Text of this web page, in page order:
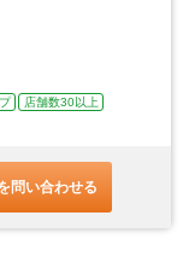
店舗数30以上
問い合わせる